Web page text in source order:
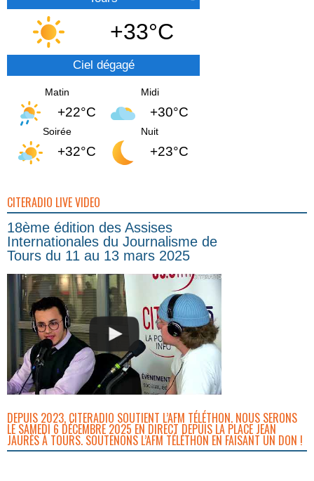
+33°C
Ciel dégagé
Matin
+22°C
Midi
+30°C
Soirée
+32°C
Nuit
+23°C
CITERADIO LIVE VIDEO
18ème édition des Assises
Internationales du Journalisme de
Tours du 11 au 13 mars 2025
DEPUIS 2023, CITERADIO SOUTIENT L’AFM TÉLÉTHON. NOUS SERONS
LE SAMEDI 6 DÉCEMBRE 2025 EN DIRECT DEPUIS LA PLACE JEAN
JAURÈS À TOURS. SOUTENONS L’AFM TÉLÉTHON EN FAISANT UN DON !